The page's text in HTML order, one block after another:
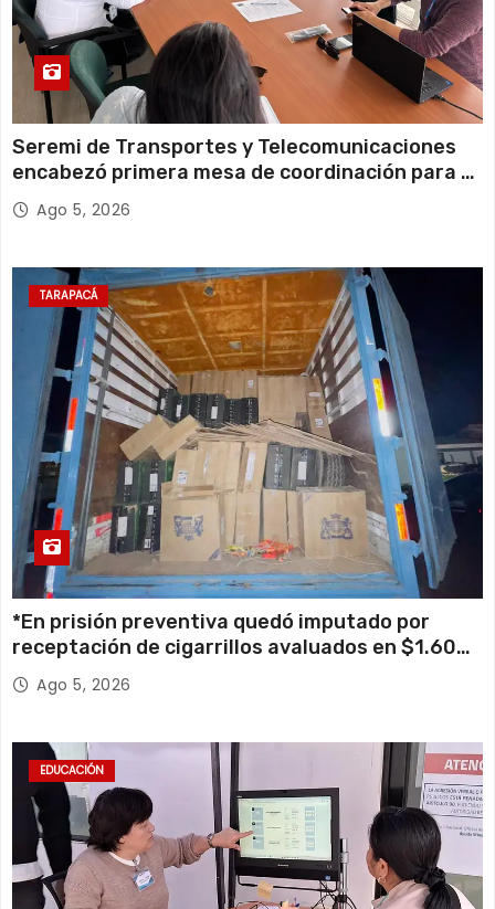
Seremi de Transportes y Telecomunicaciones
encabezó primera mesa de coordinación para el
retiro de cables en desuso en Iquique
Ago 5, 2026
TARAPACÁ
*En prisión preventiva quedó imputado por
receptación de cigarrillos avaluados en $1.600
millones*
Ago 5, 2026
EDUCACIÓN